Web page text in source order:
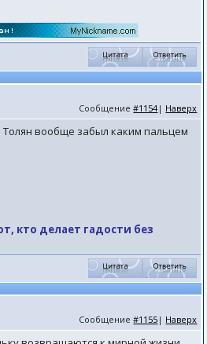
Сообщение#1154| Наверх
Толян вообще забыл каким пальцем
кто делает гадости без
Сообщение#1155 | Наверх